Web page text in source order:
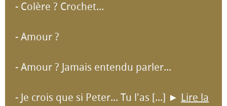
- Colère ? Crochet...
- Amour ?
- Amour ? Jamais entendu parler...
- Je crois que si Peter... Tu l'as [...] ► Lire la